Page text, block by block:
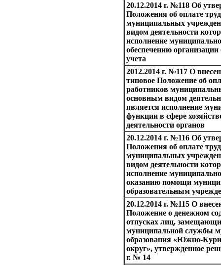
20.12.2014 г. №118 Об
Положения об оплате
муниципальных
видом деятельности
исполнение
обеспечению организации
учета
2012.2014 г. №117 О
типовое Положение об
работников
основным видом
является исполнение
функции в сфере
деятельности органов
20.12.2014 г. №116 Об
Положения об оплате
муниципальных
видом деятельности
исполнение
оказанию помощи
образовательным
20.12.2014 г. №115 О
Положение о денежном
отпусках лиц,
муниципальной службы
образования «Южно-
округ», утвержденное
г. № 14